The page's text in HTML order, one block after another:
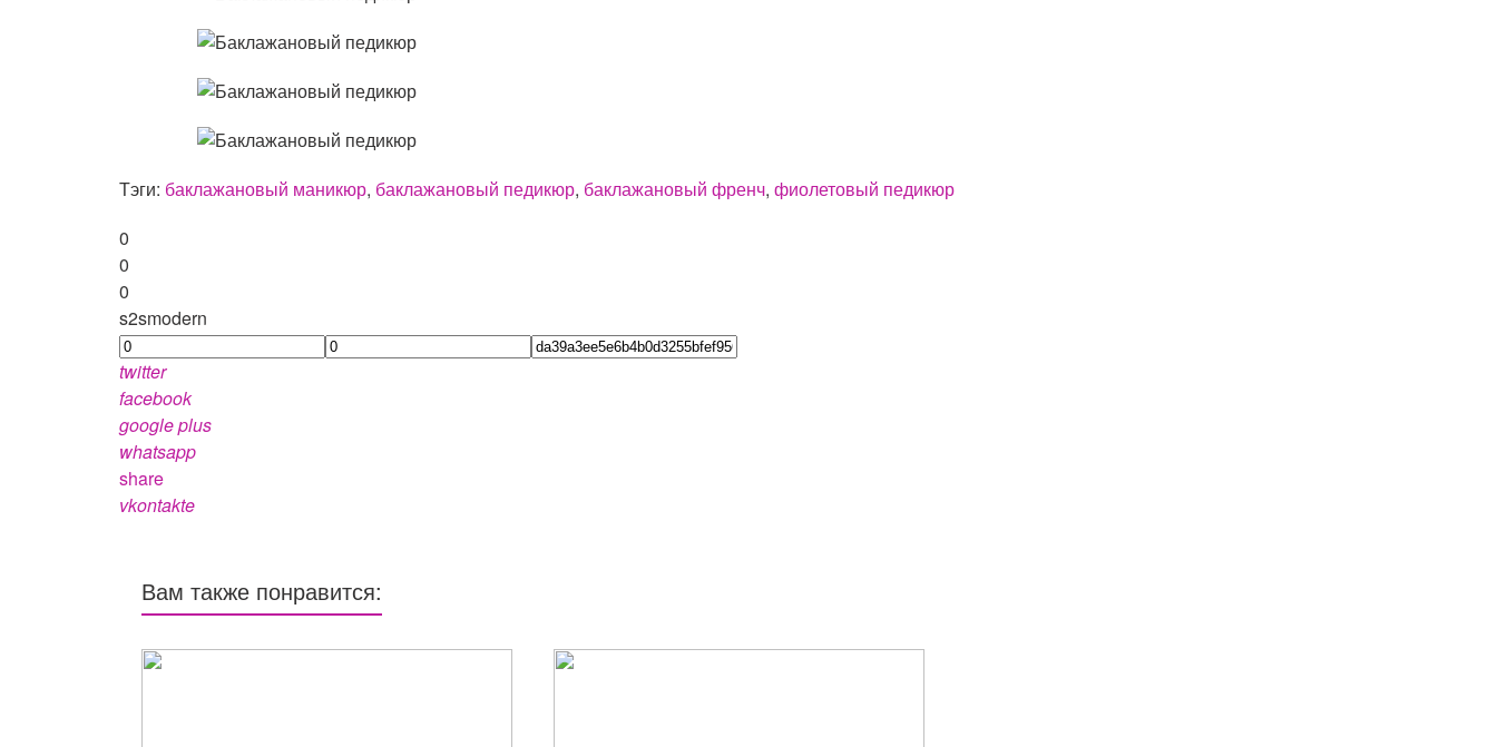
Тэги: баклажановый маникюр, баклажановый педикюр, баклажановый френч, фиолетовый педикюр
0
0
0
s2smodern
twitter
facebook
google plus
whatsapp
share
vkontakte
Вам также понравится: